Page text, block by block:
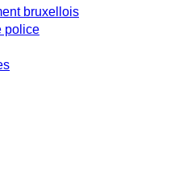
bruxellois
police